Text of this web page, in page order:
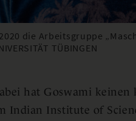
die Arbeitsgruppe
TÜBINGEN
hat Goswami
Indian Institute of